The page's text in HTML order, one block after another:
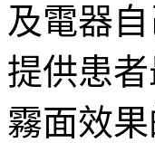
及電器
提供患
霧面效